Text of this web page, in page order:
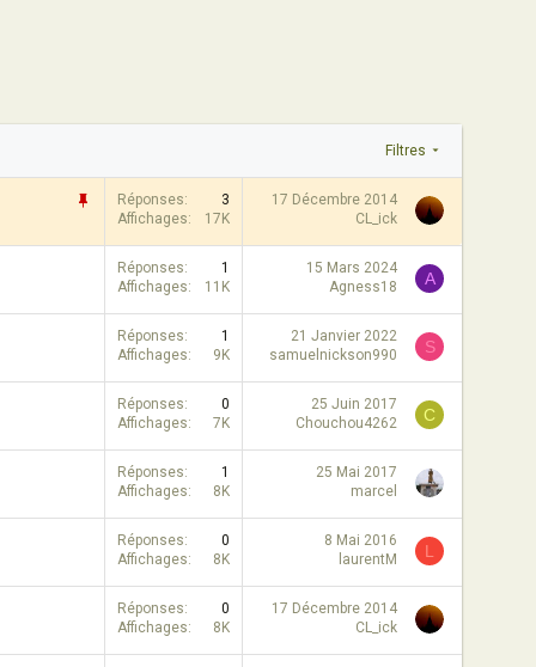
Filtres
p
t
t
Réponses
3
Affichages
17K
17 Décembre 2014
CL_ick
Réponses
1
Affichages
11K
15 Mars 2024
Agness18
A
Réponses
1
Affichages
9K
21 Janvier 2022
samuelnickson990
S
Réponses
0
Affichages
7K
25 Juin 2017
Chouchou4262
C
Réponses
1
Affichages
8K
25 Mai 2017
marcel
Réponses
0
Affichages
8K
8 Mai 2016
laurentM
L
Réponses
0
Affichages
8K
17 Décembre 2014
CL_ick